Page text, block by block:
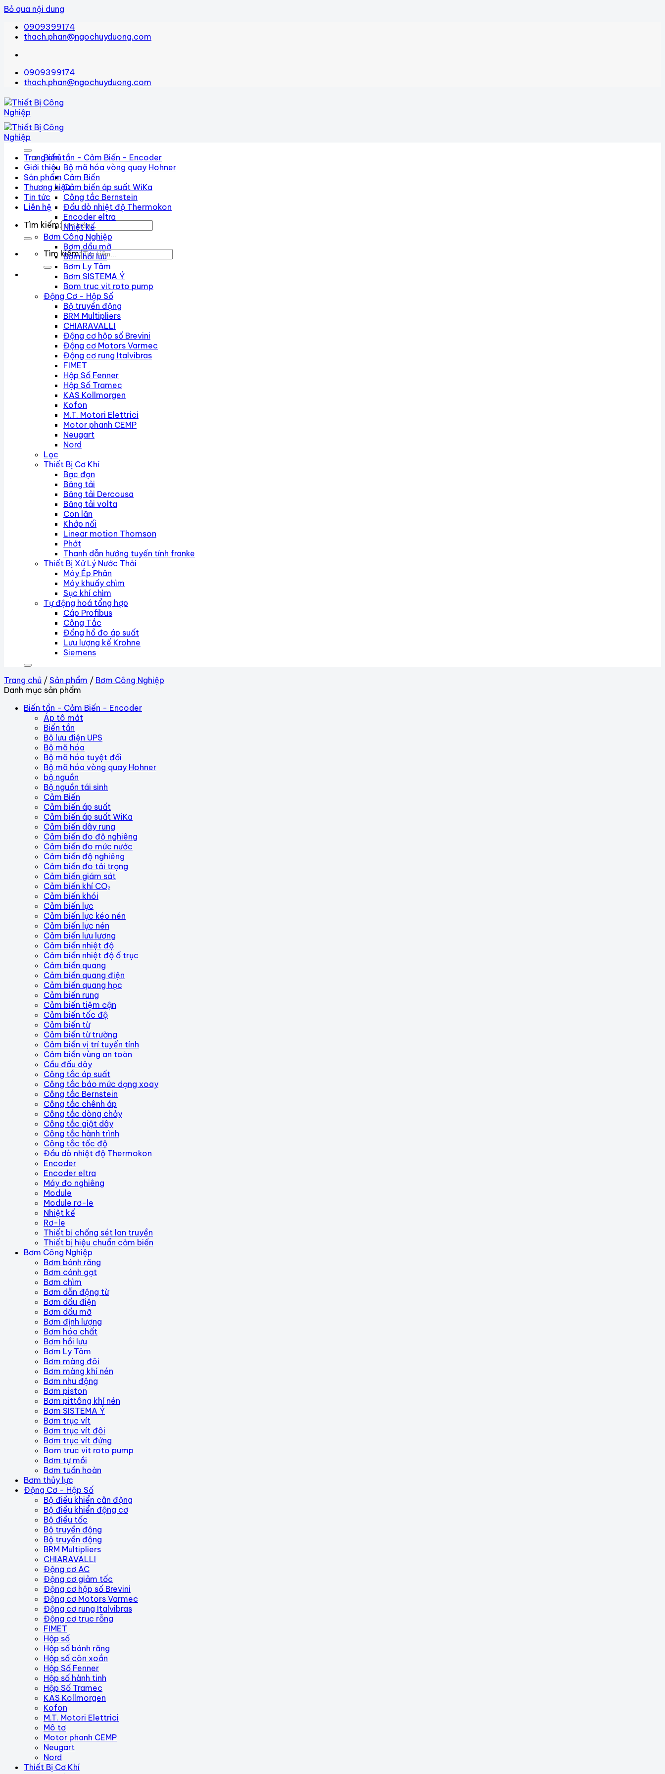
Bỏ qua nội dung
0909399174
thach.phan@ngochuyduong.com
0909399174
thach.phan@ngochuyduong.com
Trang chủ
Giới thiệu
Sản phẩm
Thương hiệu
Tin tức
Liên hệ
Tìm kiếm:
Tìm kiếm:
Biến tần - Cảm Biến - Encoder
Bộ mã hóa vòng quay Hohner
Cảm Biến
Cảm biến áp suất WiKa
Công tắc Bernstein
Đầu dò nhiệt độ Thermokon
Encoder eltra
Nhiệt kế
Bơm Công Nghiệp
Bơm dầu mỡ
Bơm hồi lưu
Bơm Ly Tâm
Bơm SISTEMA Ý
Bom truc vit roto pump
Động Cơ - Hộp Số
Bộ truyền động
BRM Multipliers
CHIARAVALLI
Động cơ hộp số Brevini
Động cơ Motors Varmec
Động cơ rung Italvibras
FIMET
Hộp Số Fenner
Hộp Số Tramec
KAS Kollmorgen
Kofon
M.T. Motori Elettrici
Motor phanh CEMP
Neugart
Nord
Lọc
Thiết Bị Cơ Khí
Bạc đạn
Băng tải
Băng tải Dercousa
Băng tải volta
Con lăn
Khớp nối
Linear motion Thomson
Phớt
Thanh dẫn hướng tuyến tính franke
Thiết Bị Xử Lý Nước Thải
Máy Ép Phân
Máy khuấy chìm
Sục khí chìm
Tự động hoá tổng hợp
Cáp Profibus
Công Tắc
Đồng hồ đo áp suất
Lưu lượng kế Krohne
Siemens
Trang chủ / Sản phẩm / Bơm Công Nghiệp
Danh mục sản phẩm
Biến tần - Cảm Biến - Encoder
Áp tô mát
Biến tần
Bộ lưu điện UPS
Bộ mã hóa
Bộ mã hóa tuyệt đối
Bộ mã hóa vòng quay Hohner
bộ nguồn
Bộ nguồn tái sinh
Cảm Biến
Cảm biến áp suất
Cảm biến áp suất WiKa
Cảm biến dây rung
Cảm biến đo độ nghiêng
Cảm biến đo mức nước
Cảm biến độ nghiêng
Cảm biến đo tải trọng
Cảm biến giám sát
Cảm biến khí CO₂
Cảm biến khói
Cảm biến lực
Cảm biến lực kéo nén
Cảm biến lực nén
Cảm biến lưu lượng
Cảm biến nhiệt độ
Cảm biến nhiệt độ ổ trục
Cảm biến quang
Cảm biến quang điện
Cảm biến quang học
Cảm biến rung
Cảm biến tiệm cận
Cảm biến tốc độ
Cảm biến từ
Cảm biến từ trường
Cảm biến vị trí tuyến tính
Cảm biến vùng an toàn
Cầu đấu dây
Công tắc áp suất
Công tắc báo mức dạng xoay
Công tắc Bernstein
Công tắc chênh áp
Công tắc dòng chảy
Công tắc giật dây
Công tắc hành trình
Công tắc tốc độ
Đầu dò nhiệt độ Thermokon
Encoder
Encoder eltra
Máy đo nghiêng
Module
Module rơ-le
Nhiệt kế
Rơ-le
Thiết bị chống sét lan truyền
Thiết bị hiệu chuẩn cảm biến
Bơm Công Nghiệp
Bơm bánh răng
Bơm cánh gạt
Bơm chìm
Bơm dẫn động từ
Bơm dầu điện
Bơm dầu mỡ
Bơm định lượng
Bơm hóa chất
Bơm hồi lưu
Bơm Ly Tâm
Bơm màng đôi
Bơm màng khí nén
Bơm nhu động
Bơm piston
Bơm pittông khí nén
Bơm SISTEMA Ý
Bơm trục vít
Bơm trục vít đôi
Bơm trục vít đứng
Bom truc vit roto pump
Bơm tự mồi
Bơm tuần hoàn
Bơm thủy lực
Động Cơ - Hộp Số
Bộ điều khiển cân động
Bộ điều khiển động cơ
Bộ điều tốc
Bộ truyền động
Bộ truyền động
BRM Multipliers
CHIARAVALLI
Động cơ AC
Động cơ giảm tốc
Động cơ hộp số Brevini
Động cơ Motors Varmec
Động cơ rung Italvibras
Động cơ trục rỗng
FIMET
Hộp số
Hộp số bánh răng
Hộp số côn xoắn
Hộp Số Fenner
Hộp số hành tinh
Hộp Số Tramec
KAS Kollmorgen
Kofon
M.T. Motori Elettrici
Mô tơ
Motor phanh CEMP
Neugart
Nord
Thiết Bị Cơ Khí